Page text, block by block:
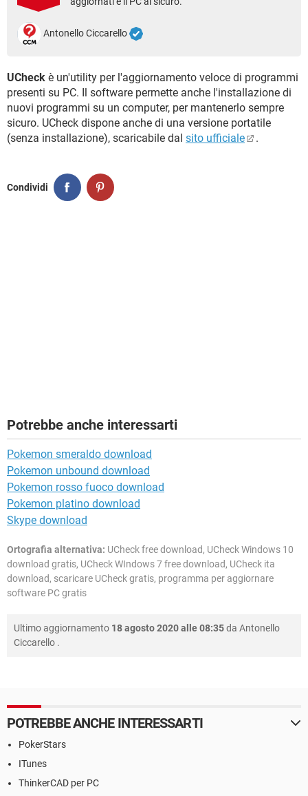
TIKTOK FACEBOOK
HARDWARE
Antonello Ciccarello
UCheck è un'utility per l'aggiornamento veloce di programmi
presenti su PC. Il software permette anche l'installazione di
nuovi programmi su un computer, per mantenerlo sempre
sicuro. UCheck dispone anche di una versione portatile
(senza installazione), scaricabile dal sito ufficiale .
Condividi
Potrebbe anche interessarti
Pokemon smeraldo download
Pokemon unbound download
Pokemon rosso fuoco download
Pokemon platino download
Skype download
Ortografia alternativa: UCheck free download, UCheck Windows 10
download gratis, UCheck WIndows 7 free download, UCheck ita
download, scaricare UCheck gratis, programma per aggiornare
software PC gratis
Ultimo aggiornamento 18 agosto 2020 alle 08:35da Antonello
Ciccarello .
POTREBBE ANCHE INTERESSARTI
PokerStars
ITunes
ThinkerCAD per PC